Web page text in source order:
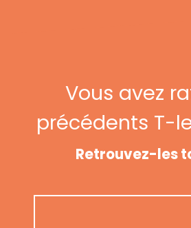
Vous avez
précédents T-
Retrouvez-les